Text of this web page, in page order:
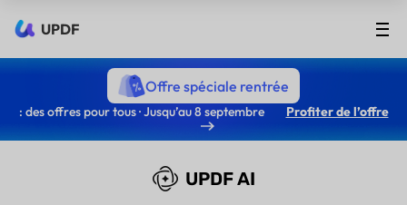
UPDF
Offre spéciale rentrée
: des offres pour tous · Jusqu’au 8 septembre Profiter de l’offre
UPDF AI